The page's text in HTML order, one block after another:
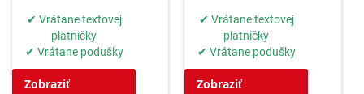
✔ Vrátane textovej
platničky
✔ Vrátane podušky
Zobraziť
✔ Vrátane textovej
platničky
✔ Vrátane podušky
Zobraziť